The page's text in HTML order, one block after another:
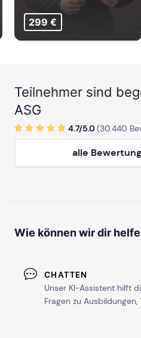
299 €
Teilnehmer sind
ASG
4.7/5.0(30.440
alle
Wie können wir dir
CHATTEN
Unser KI-Assistent hilft
Fragen zu